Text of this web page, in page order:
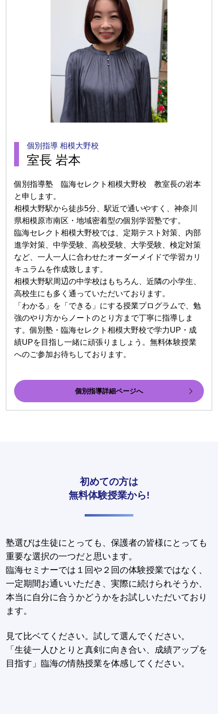
個別指導 相模大野校
室長 岩本
個別指導塾 臨海セレクト相模大野校 教室長の岩本
と申します。
相模大野駅から徒歩5分、駅近で通いやすく、神奈川
県相模原市南区・地域密着型の個別学習塾です。
臨海セレクト相模大野校では、定期テスト対策、内部
進学対策、中学受験、高校受験、大学受験、検定対策
など、一人一人に合わせたオーダーメイドで学習カリ
キュラムを作成致します。
相模大野駅周辺の中学校はもちろん、近隣の小学生、
高校生にも多く通っていただいております。
「わかる」を「できる」にする授業プログラムで、勉
強のやり方からノートのとり方まで丁寧に指導しま
す。個別塾・臨海セレクト相模大野校で学力UP・成
績UPを目指し一緒に頑張りましょう。無料体験授業
へのご参加お待ちしております。
個別指導詳細ページへ
初めての方は
無料体験授業から!
塾選びは生徒にとっても、保護者の皆様にとっても
重要な選択の一つだと思います。
臨海セミナーでは１回や２回の体験授業ではなく、
一定期間お通いいただき、実際に続けられそうか、
本当に自分に合うかどうかをお試しいただいており
ます。
見て比ベてください。試して選んでください。
「生徒一人ひとりと真剣に向き合い、成績アップを
目指す」臨海の情熱授業を体感してください。